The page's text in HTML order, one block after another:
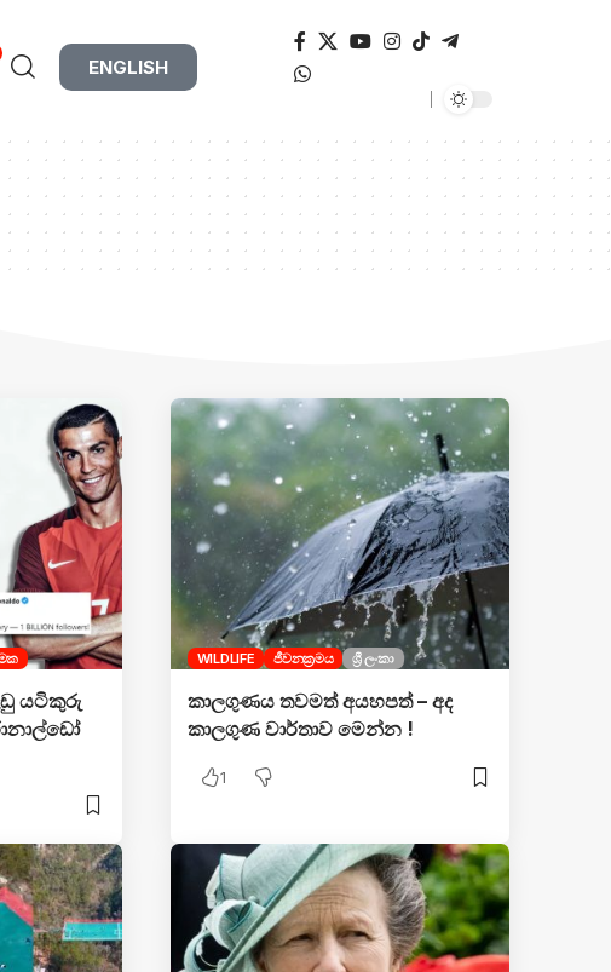
ENGLISH
යටිකුරු
WILDLIFE ජීවනක්‍රමය ශ්‍රී ලංකා
කාලගුණය තවමත් අයහපත් – අද
කාලගුණ වාර්තාව මෙන්න !
1